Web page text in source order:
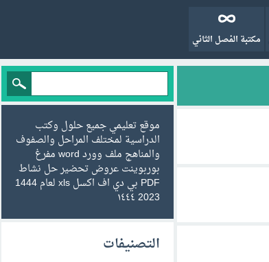
مكتبة الفصل الثاني
موقع تعليمي جميع حلول وكتب
الدراسية لمختلف المراحل والصفوف
والمناهج ملف وورد word مفرغ
بوربوينت عروض تحضير حل نشاط
PDF بي دي اف اكسل xls لعام 1444
2023 ١٤٤٤
التصنيفات